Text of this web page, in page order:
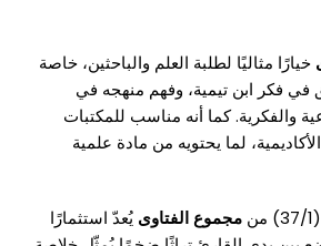
خيارًا مثاليًا لطلبة العلم والباحثين، خاصة
فكر ابن تيمية، وفهم منهجه في
والفكرية. كما أنه مناسب للمكتبات
لما يحتويه من مادة علمية
مجموع الفتاوى يُعدّ استثمارًا